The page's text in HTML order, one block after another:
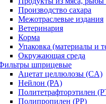
Производство сахара
Межотраслевые издания
Ветеринария
Корма
Упаковка (материалы и
Окружающая среда
шприцевые
Ацетат целлюлозы (CA)
Нейлон (PA)
Политетрафторэтилен
Полипропилен (PP)